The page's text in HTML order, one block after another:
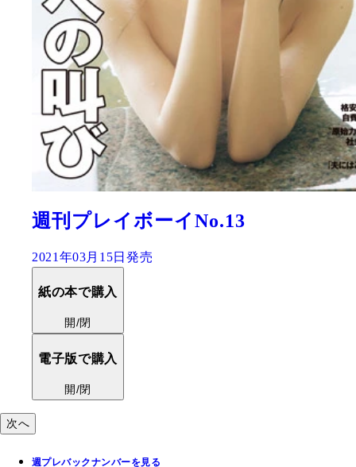
週刊プレイボーイNo.13
2021年03月15日発売
紙の本で購入
開/閉
電子版で購入
開/閉
次へ
週プレバックナンバーを見る